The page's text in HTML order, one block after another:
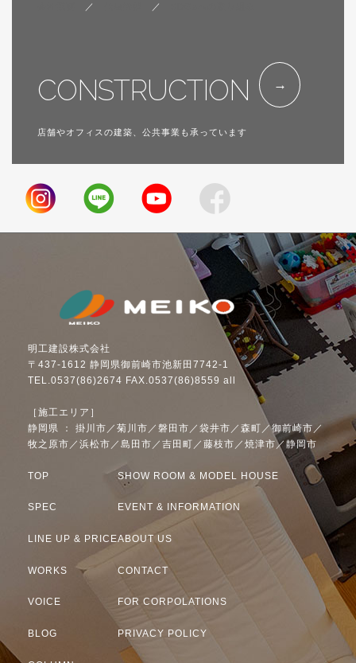
／ ／
CONSTRUCTION
店舗やオフィスの建築、公共事業も承っています
明工建設株式会社
〒437-1612 静岡県御前崎市池新田7742-1
TEL.0537(86)2674 FAX.0537(86)8559 all
［施工エリア］
静岡県 ： 掛川市／菊川市／磐田市／袋井市／森町／御前崎市／
牧之原市／浜松市／島田市／吉田町／藤枝市／焼津市／静岡市
TOP
SPEC
LINE UP & PRICE
WORKS
VOICE
BLOG
SHOW ROOM & MODEL HOUSE
EVENT & INFORMATION
ABOUT US
CONTACT
FOR CORPOLATIONS
PRIVACY POLICY